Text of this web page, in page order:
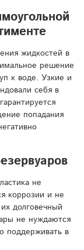
жидкостей в
решение
к воде. Узкие и
себя в
попадания
не
коррозии и не
долговечный
не нуждаются
поддерживать в